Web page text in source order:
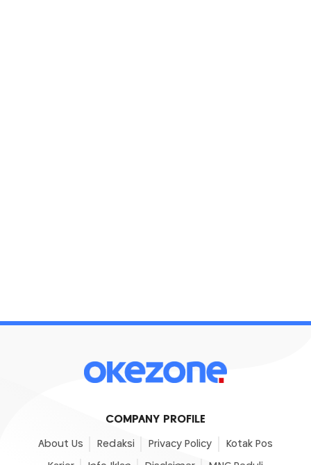
COMPANY PROFILE
About Us Redaksi Privacy Policy Kotak Pos